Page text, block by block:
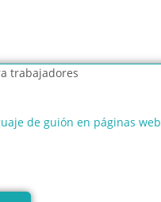
de guión en páginas web